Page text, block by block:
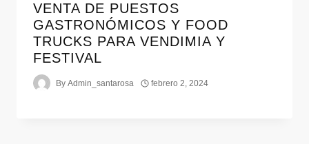
VENTA DE PUESTOS
GASTRONÓMICOS Y FOOD
TRUCKS PARA VENDIMIA Y
FESTIVAL
By Admin_santarosa febrero 2, 2024